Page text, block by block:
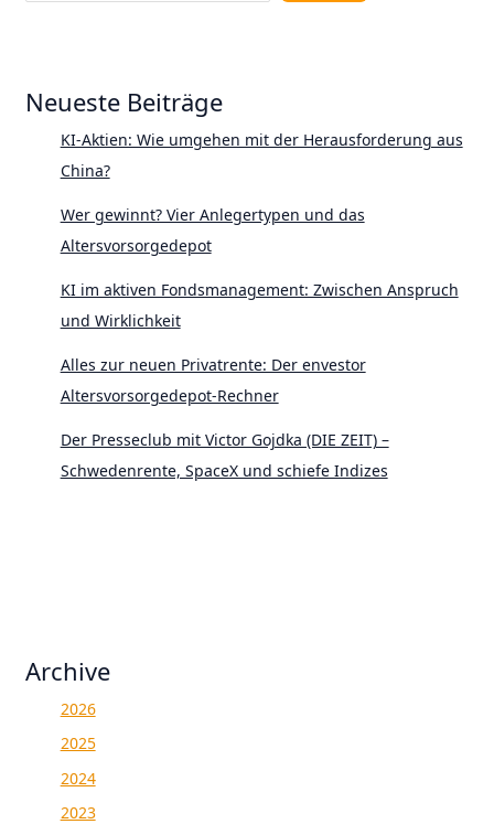
Neueste Beiträge
KI-Aktien: Wie umgehen mit der Herausforderung aus
China?
Wer gewinnt? Vier Anlegertypen und das
Altersvorsorgedepot
KI im aktiven Fondsmanagement: Zwischen Anspruch
und Wirklichkeit
Alles zur neuen Privatrente: Der envestor
Altersvorsorgedepot-Rechner
Der Presseclub mit Victor Gojdka (DIE ZEIT) –
Schwedenrente, SpaceX und schiefe Indizes
Archive
2026
2025
2024
2023